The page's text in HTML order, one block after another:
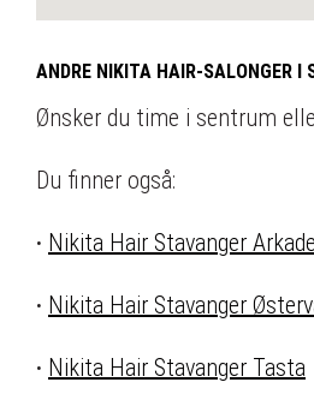
ANDRE NIKITA HAIR-SALONGER I
Ønsker du time i sentrum
Du finner også:
· Nikita Hair Stavanger
· Nikita Hair Stavanger
· Nikita Hair Stavanger Tasta